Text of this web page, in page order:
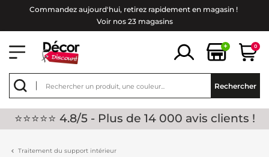
Commandez aujourd'hui, retirez rapidement en magasin !
Voir nos 23 magasins
+ 0
Rechercher
⭐⭐⭐⭐⭐ 4.8/5 - Plus de 14 000 avis clients !
Traitement du support intérieur